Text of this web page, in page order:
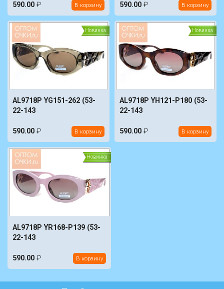
590.00 ₽ В корзину 590.00 ₽ В корзину
Новинка
AL9718P YG151-262 (53-
22-143
590.00 ₽ В корзину
Новинка
AL9718P YH121-P180 (53-
22-143
590.00 ₽ В корзину
Новинка
AL9718P YR168-P139 (53-
22-143
590.00 ₽ В корзину